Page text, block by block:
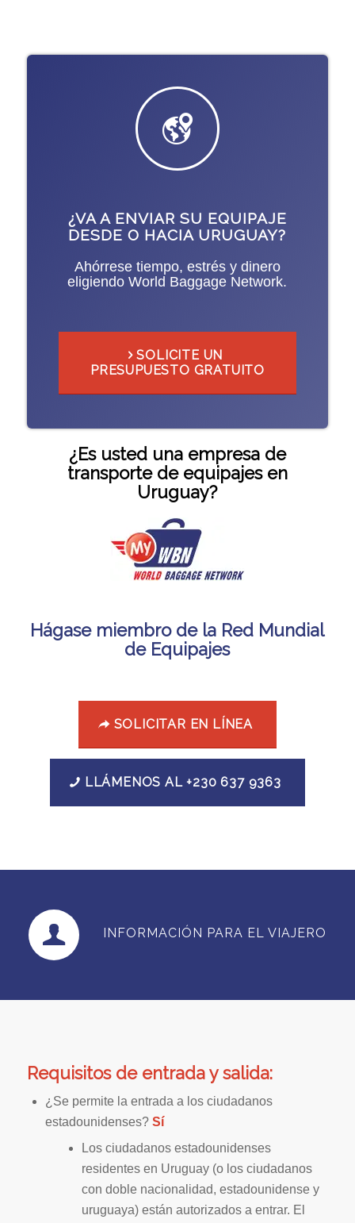
¿VA A ENVIAR SU EQUIPAJE
DESDE O HACIA URUGUAY?
Ahórrese tiempo, estrés y dinero
eligiendo World Baggage Network.
SOLICITE UN
PRESUPUESTO GRATUITO
¿Es usted una empresa de
transporte de equipajes en
Uruguay?
Hágase miembro de la Red Mundial
de Equipajes
SOLICITAR EN LÍNEA
LLÁMENOS AL +230 637 9363
INFORMACIÓN PARA EL VIAJERO
Requisitos de entrada y salida:
¿Se permite la entrada a los ciudadanos
estadounidenses? Sí
Los ciudadanos estadounidenses
residentes en Uruguay (o los ciudadanos
con doble nacionalidad, estadounidense y
uruguaya) están autorizados a entrar. El